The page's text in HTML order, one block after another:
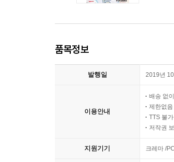
품목정보
발행일 2019년
이용안내
배송 없
제한없음
TTS 불
저작권
지원기기 크레마 /